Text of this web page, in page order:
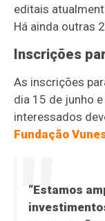
editais
Há ainda outras
Inscrições
As inscrições
dia 15 de junho
interessados
Fundação
“Estamos